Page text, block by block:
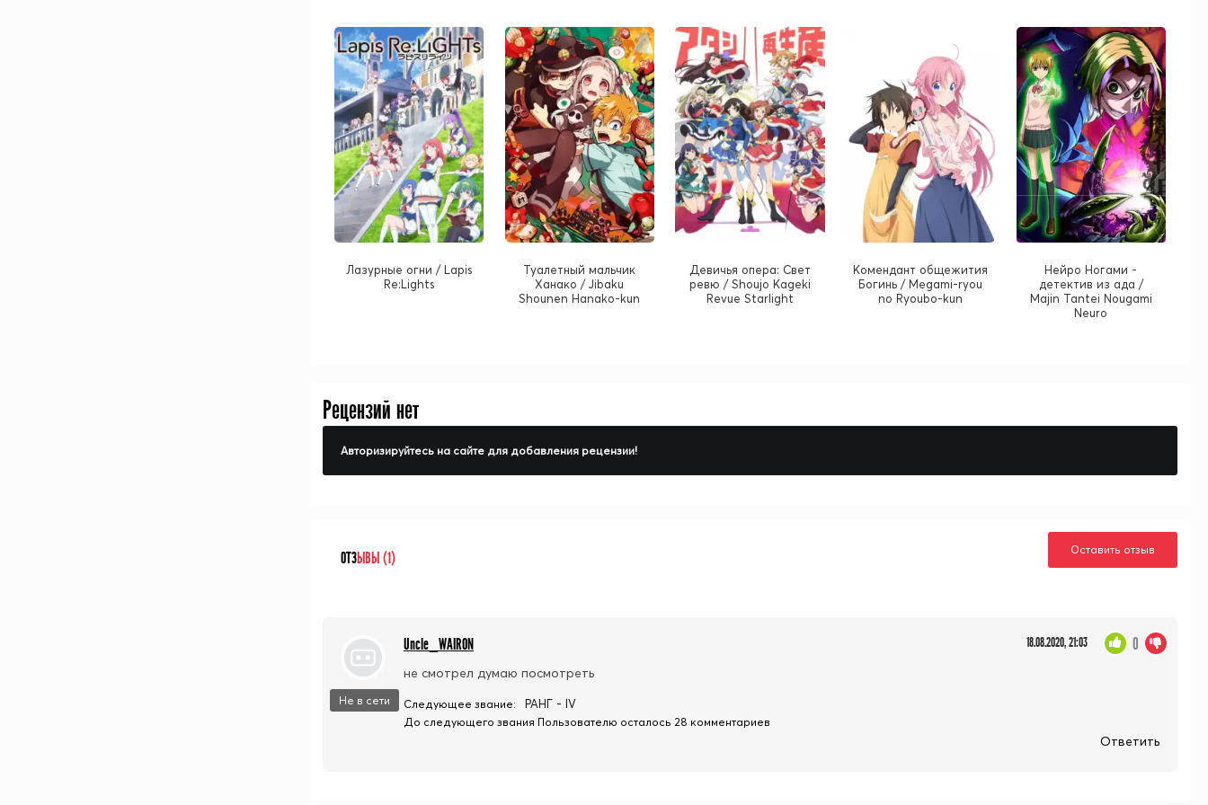
Лазурные огни / Lapis
Re:Lights
Туалетный мальчик
Ханако / Jibaku
Shounen Hanako-kun
Девичья опера: Свет
ревю / Shoujo Kageki
Revue Starlight
Комендант общежития
Богинь / Megami-ryou
no Ryoubo-kun
Нейро Ногами -
детектив из ада /
Majin Tantei Nougami
Neuro
Рецензий нет
Авторизируйтесь на сайте для добавления рецензии!
ОТЗЫВЫ (1) Оставить отзыв
Не в сети
Uncle_WAIRON 18.08.2020, 21:03
не смотрел думаю посмотреть
0
Следующее звание: РАНГ - IV
До следующего звания Пользователю осталось 28 комментариев
Ответить